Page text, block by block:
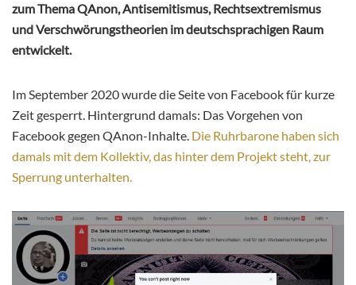
zum Thema QAnon, Antisemitismus, Rechtsextremismus
und Verschwörungstheorien im deutschsprachigen Raum
entwickelt.
Im September 2020 wurde die Seite von Facebook für kurze
Zeit gesperrt. Hintergrund damals: Das Vorgehen von
Facebook gegen QAnon-Inhalte. Die Ruhrbarone haben sich
damals mit dem Kollektiv, das hinter dem Projekt steht, zur
Sperrung unterhalten.